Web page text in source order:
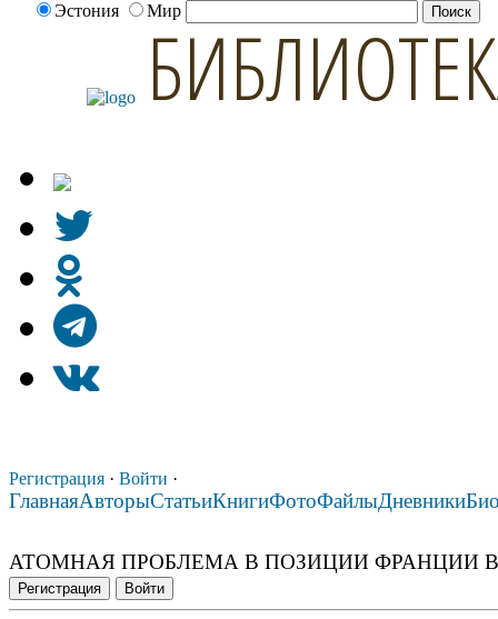
Эстония Мир
Регистрация · Войти ·
ГлавнаяАвторыСтатьиКнигиФотоФайлыДневники
АТОМНАЯ ПРОБЛЕМА В ПОЗИЦИИ ФРАНЦИИ В
Регистрация Войти